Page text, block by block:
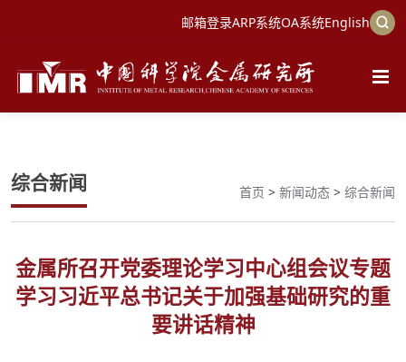
邮箱登录ARP系统OA系统English
综合新闻 首页 > 新闻动态 > 综合新闻
金属所召开党委理论学习中心组会议专题
学习习近平总书记关于加强基础研究的重
要讲话精神